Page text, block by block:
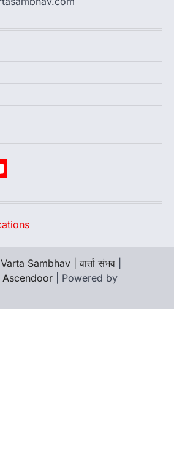
Varta Sambhav | वार्ता संभव
Ascendoor | Powered by